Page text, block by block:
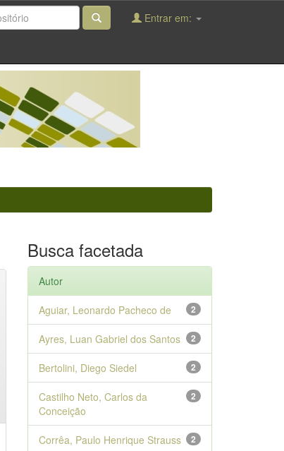
Entrar em:
Busca facetada
Autor
2
Aguiar, Leonardo Pacheco de
2
Ayres, Luan Gabriel dos Santos
2
Bertolini, Diego Siedel
2
Castilho Neto, Carlos da
Conceição
2
Corrêa, Paulo Henrique Strauss